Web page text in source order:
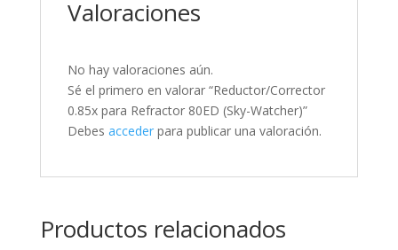
Valoraciones
No hay valoraciones aún.
Sé el primero en valorar “Reductor/Corrector
0.85x para Refractor 80ED (Sky-Watcher)”
Debes accederpara publicar una valoración.
Productos relacionados